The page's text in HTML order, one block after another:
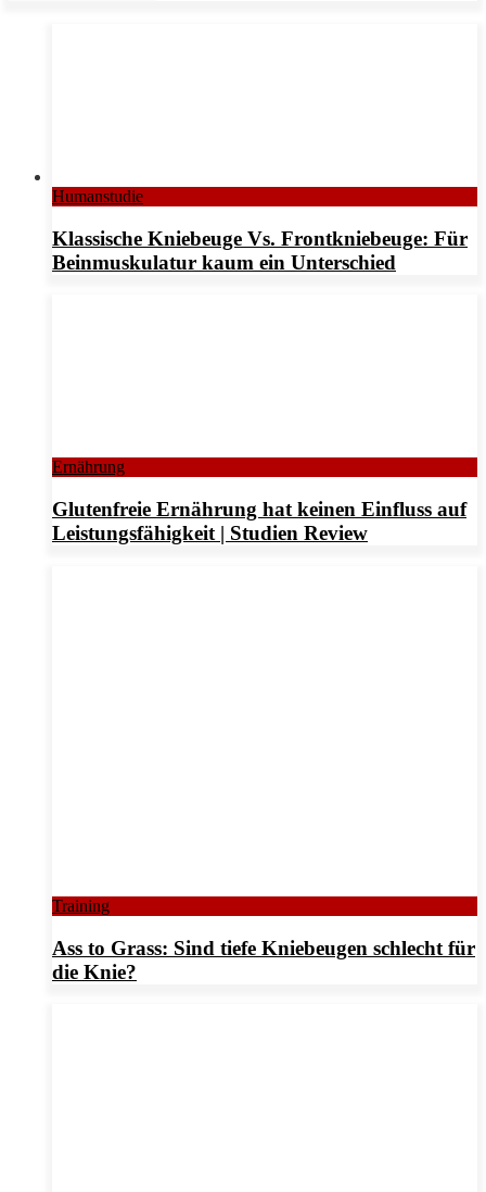
Humanstudie
Klassische Kniebeuge Vs. Frontkniebeuge: Für
Beinmuskulatur kaum ein Unterschied
Ernährung
Glutenfreie Ernährung hat keinen Einfluss auf
Leistungsfähigkeit | Studien Review
Training
Ass to Grass: Sind tiefe Kniebeugen schlecht für
die Knie?